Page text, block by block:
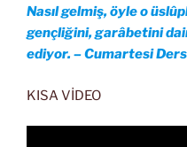
Nasıl gelmiş, öyle o
gençliğini, garâbetini
ediyor. – Cumartesi
KISA VİDEO